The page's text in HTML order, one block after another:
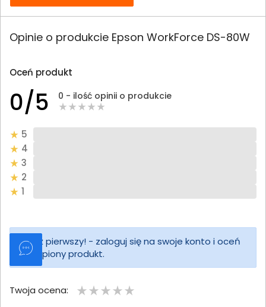
Opinie o produkcie Epson WorkForce DS-80W
Oceń produkt
0/5 0 - ilość opinii o produkcie
5
4
3
2
1
Bądź pierwszy! - zaloguj się na swoje konto i oceń
zakupiony produkt.
Twoja ocena: